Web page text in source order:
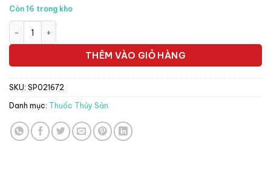
170.500 ₫.
Còn 16 trong kho
THÊM VÀO GIỎ HÀNG
SKU: SP021672
Danh mục: Thuốc Thủy Sản